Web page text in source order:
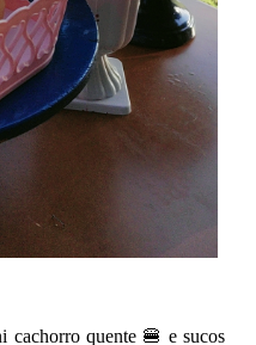
cachorro quente 🍔 e sucos